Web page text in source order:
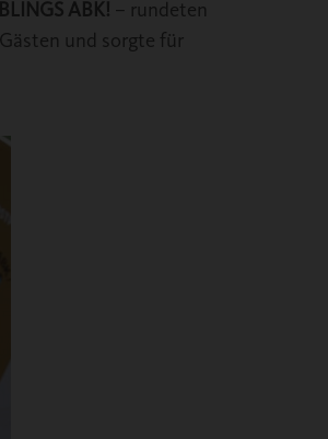
ABK! – rundeten
und sorgte für